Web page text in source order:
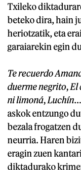
Txileko
beteko dira, hain
heriotzatik, eta
garaiarekin egin
Te recuerdo
duerme negrito, El
ni limoná, Luchín
askok entzungo
bezala frogatzen
neurria. Haren
eragin zuen
diktadurako